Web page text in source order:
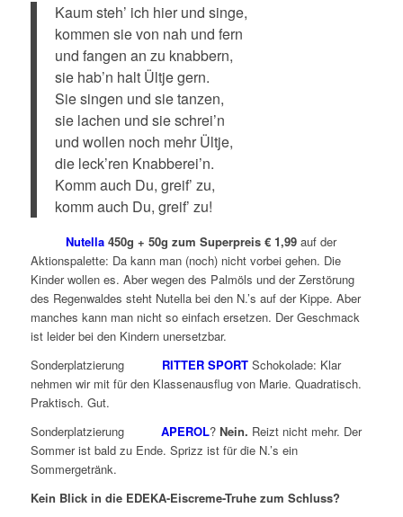
Kaum steh’ ich hier und singe,
kommen sie von nah und fern
und fangen an zu knabbern,
sie hab’n halt Ültje gern.
Sie singen und sie tanzen,
sie lachen und sie schrei’n
und wollen noch mehr Ültje,
die leck’ren Knabberei’n.
Komm auch Du, greif’ zu,
komm auch Du, greif’ zu!
Nutella450g + 50g zum Superpreis € 1,99auf der
Aktionspalette: Da kann man (noch) nicht vorbei gehen. Die
Kinder wollen es. Aber wegen des Palmöls und der Zerstörung
des Regenwaldes steht Nutella bei den N.’s auf der Kippe. Aber
manches kann man nicht so einfach ersetzen. Der Geschmack
ist leider bei den Kindern unersetzbar.
Sonderplatzierung
RITTER SPORTSchokolade: Klar
nehmen wir mit für den Klassenausflug von Marie. Quadratisch.
Praktisch. Gut.
Sonderplatzierung
APEROL? Nein. Reizt nicht mehr. Der
Sommer ist bald zu Ende. Sprizz ist für die N.’s ein
Sommergetränk.
Kein Blick in die EDEKA-Eiscreme-Truhe zum Schluss?